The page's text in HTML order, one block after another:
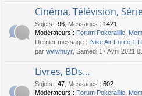
Cinéma, Télévision,
Sujets : 96 Messages : 1421
Modérateurs : Forum Pokeralille
Dernier message : Nike Air Force 1
par wvlwhuyr , Samedi 17 Avril 2021
Livres, BDs...
Sujets : 47 Messages : 602
Modérateurs : Forum Pokeralille